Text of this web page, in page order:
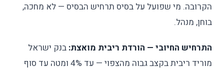
הקרובה. מי שפועל על בסיס תרחיש הבסיס — לא מחכה,
בוחן, מנהל.
התרחיש החיובי — הורדת ריבית מואצת: בנק ישראל
מוריד ריבית בקצב גבוה מהצפוי — עד 4% ומטה עד סוף